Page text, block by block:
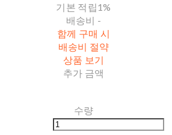
기본 적립1%
배송비 -
함께 구매 시
배송비 절약
상품 보기
추가 금액
수량